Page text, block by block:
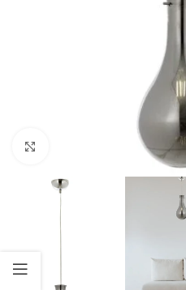
Büyütmek için tıklayın